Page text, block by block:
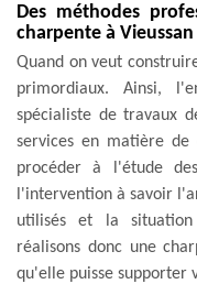
Des méthodes
charpente à
Quand on veut
primordiaux. Ainsi,
spécialiste de travaux
services en matière
procéder à l'étude
l'intervention à savoir
utilisés et la
réalisons donc une
qu'elle puisse supporter